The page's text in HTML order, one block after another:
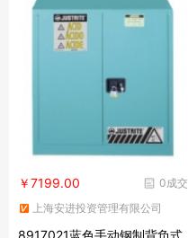
0成交
￥7199.00
上海安进投资管理有限公司